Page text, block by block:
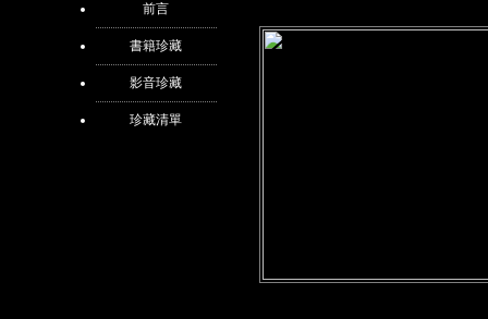
前言
書籍珍藏
影音珍藏
珍藏清單